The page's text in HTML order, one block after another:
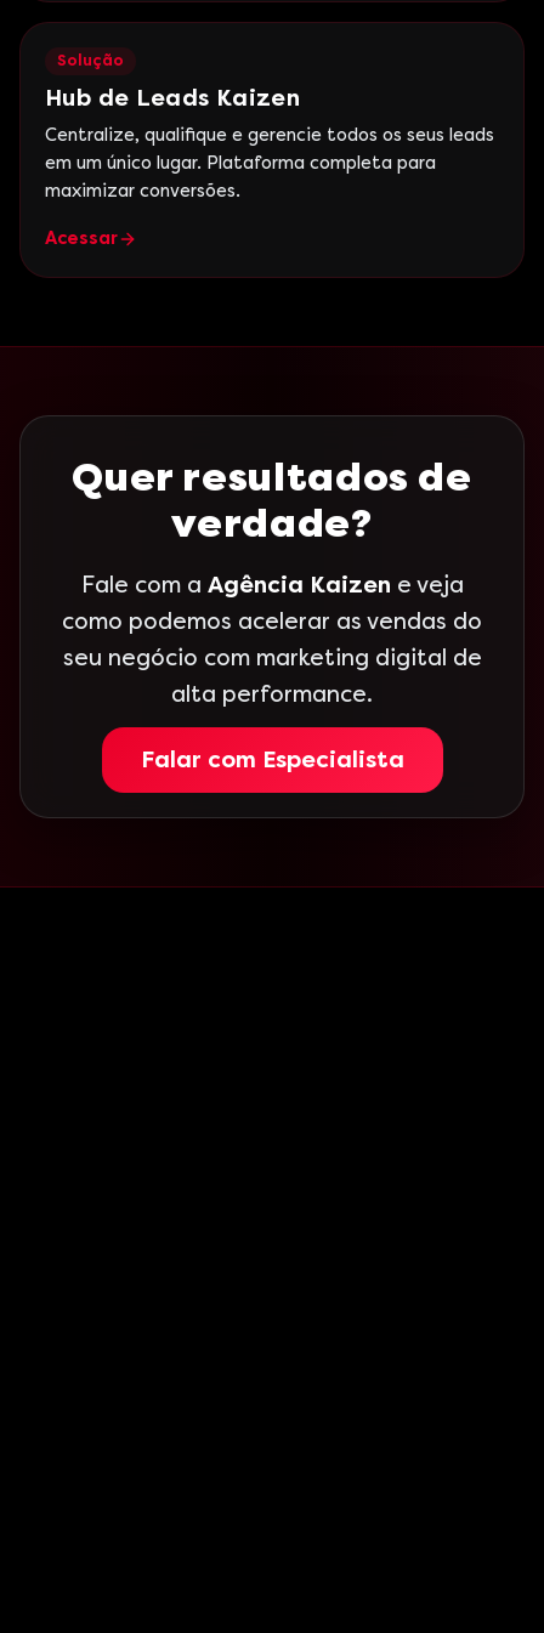
Solução
Hub de Leads Kaizen
Centralize, qualifique e gerencie todos os seus leads
em um único lugar. Plataforma completa para
maximizar conversões.
Acessar
Quer resultados de
verdade?
Fale com a Agência Kaizen e veja
como podemos acelerar as vendas do
seu negócio com marketing digital de
alta performance.
Falar com Especialista